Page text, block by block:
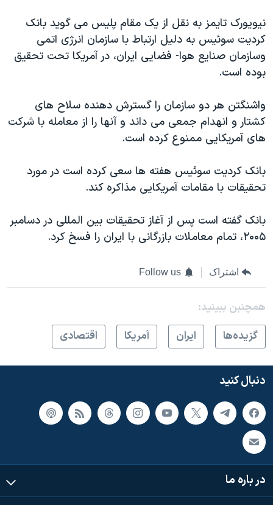
صفحه‌های ویژه
سفر پرزیدنت ترامپ به چین
نیویورک تایمز به نقل از یک مقام پلیس می گوید بانک
کردیت سوئیس به دلیل ارتباط با سازمان انرژی اتمی
وسازمان صنایع هوا- فضایی ایران، در آمریکا تحت تحقیق
بوده است.
واشنگتن هر دو سازمان را گسترش دهنده سلاح های
کشتار و انهدام جمعی می داند و آنها را از معامله با شرکت
های آمریکایی ممنوع کرده است.
بانک کردیت سوئیس هفته ها سعی کرده است در مورد
تحقیقات با مقامات آمریکایی مذاکره کند.
بانک گفته است پس از آغاز تحقیقات بین المللی در دسامبر
۲۰۰۵، تمام معاملات بازرگانی با ایران را فسخ کرد.
اشتراک Follow us
همچنبن ببینید:
گزيده‌ها
ايران آمريکا اقتصادی
دنبال کنید
در باره ما